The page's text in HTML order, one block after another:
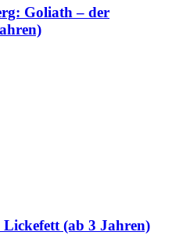
Goliath – der
(ab 3 Jahren)